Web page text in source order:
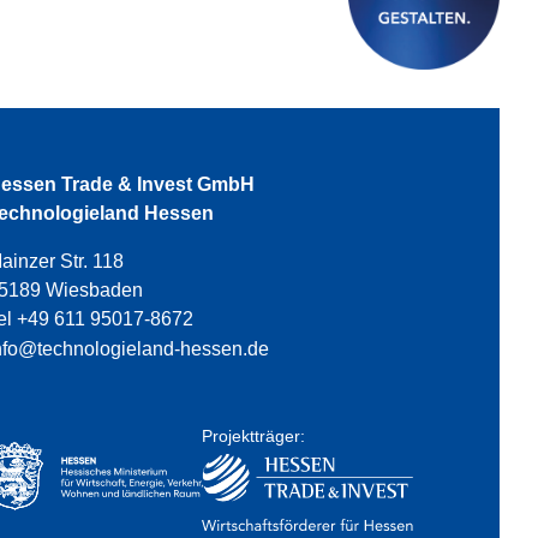
Trade & Invest GmbH
Hessen
Str. 118
Wiesbaden
+49 611 95017-8672
hessen.de
Projektträger: